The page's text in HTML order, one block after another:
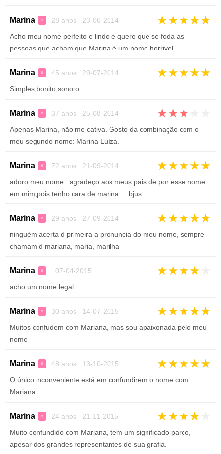
Marina ♀ 28 anos 23-06-2014 ★★★★★
Acho meu nome perfeito e lindo e quero que se foda as
pessoas que acham que Marina é um nome horrivel.
Marina ♀ 45 anos 29-07-2014 ★★★★★
Simples,bonito,sonoro.
Marina ♀ 37 anos 25-08-2014 ★★★
Apenas Marina, não me cativa. Gosto da combinação com o
meu segundo nome: Marina Luíza.
Marina ♀ 72 anos 21-09-2014 ★★★★★
adoro meu nome ..agradeço aos meus pais de por esse nome
em mim,pois tenho cara de marina.....bjus
Marina ♀ 29 anos 27-09-2014 ★★★★★
ninguém acerta d primeira a pronuncia do meu nome, sempre
chamam d mariana, maria, marilha
Marina ♀ 07-04-2015 ★★★★
acho um nome legal
Marina ♀ 30 anos 14-07-2015 ★★★★★
Muitos confudem com Mariana, mas sou apaixonada pelo meu
nome
Marina ♀ 48 anos 13-10-2015 ★★★★★
O único inconveniente está em confundirem o nome com
Mariana
Marina ♀ 24 anos 21-11-2015 ★★★★
Muito confundido com Mariana, tem um significado parco,
apesar dos grandes representantes de sua grafia.